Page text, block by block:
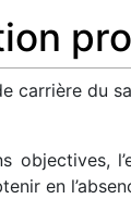
carrière du
objectives,
en